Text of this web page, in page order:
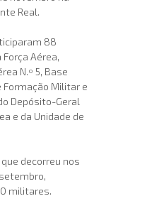
Real.
88
Aérea,
N.º 5, Base
Formação Militar e
Depósito-Geral
e da Unidade de
decorreu nos
militares.